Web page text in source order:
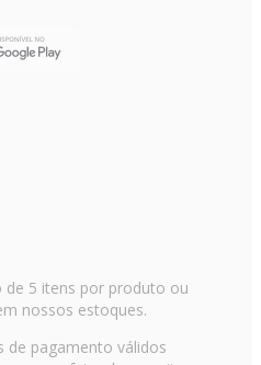
5 itens por produto ou
nossos estoques.
de pagamento válidos